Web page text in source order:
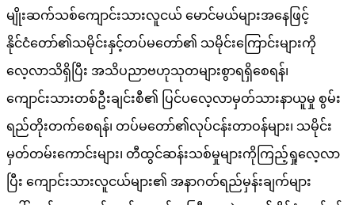
မျိုးဆက်သစ်ကျောင်းသားလူငယ် မောင်မယ်များအနေဖြင့်
နိုင်ငံတော်၏သမိုင်းနှင့်တပ်မတော်၏ သမိုင်းကြောင်းများကို
လေ့လာသိရှိပြီး အသိပညာဗဟုသုတများစွာရရှိစေရန်၊
ကျောင်းသားတစ်ဦးချင်းစီ၏ ပြင်ပလေ့လာမှတ်သားနာယူမှု စွမ်း
ရည်တိုးတက်စေရန်၊ တပ်မတော်၏လုပ်ငန်းတာဝန်များ၊ သမိုင်း
မှတ်တမ်းကောင်းများ၊ တီထွင်ဆန်းသစ်မှုများကိုကြည့်ရှုလေ့လာ
ပြီး ကျောင်းသားလူငယ်များ၏ အနာဂတ်ရည်မှန်းချက်များ